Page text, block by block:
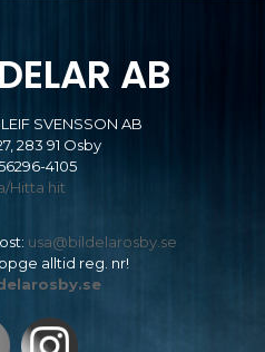
AB
SVENSSON AB
283 91 Osby
4105
Hitta hit
usa@bildelarosby.se
alltid reg. nr!